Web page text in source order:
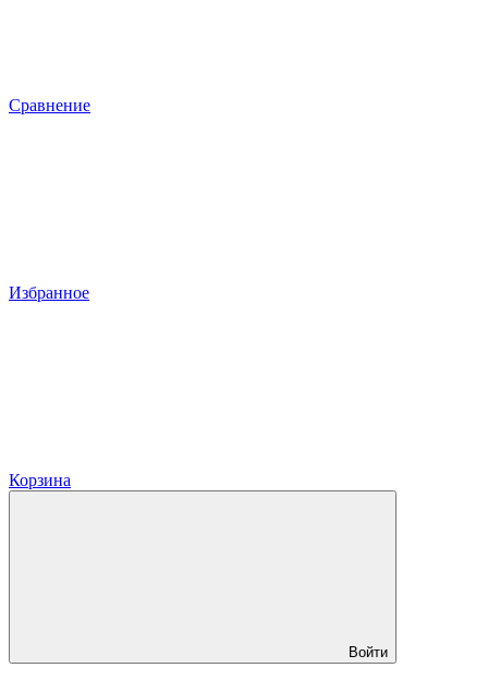
Сравнение
Избранное
Корзина
Войти